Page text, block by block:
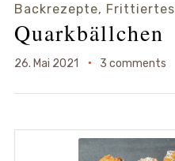
Backrezepte, Frittiertes
Quarkbällchen
26. Mai 2021 3 comments